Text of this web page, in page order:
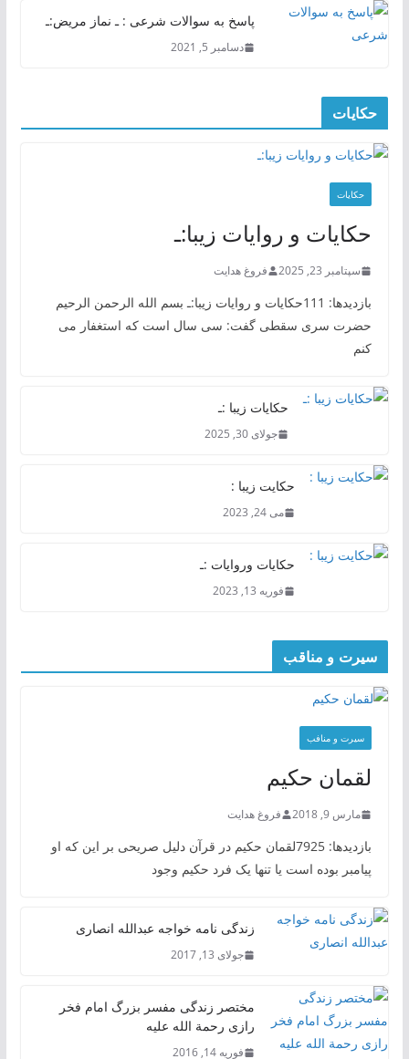
پاسخ به سوالات شرعی : ـ نماز مریض:ـ
دسامبر 5, 2021
حکایات
حکایات
حکایات و روایات زیبا:ـ
سپتامبر 23, 2025 فروغ هدایت
بازدیدها: 111حکایات و روایات زیبا:ـ بسم الله الرحمن الرحیم
حضرت سری سقطی گفت: سی سال است که استغفار می
کنم
حکایات زیبا :ـ
جولای 30, 2025
حکایت زیبا :
می 24, 2023
حکایات وروایات :ـ
فوریه 13, 2023
سیرت و مناقب
سیرت و منافب
لقمان حکیم
مارس 9, 2018 فروغ هدایت
بازدیدها: 7925لقمان حکیم در قرآن دلیل صریحی بر این که او
پیامبر بوده است یا تنها یک فرد حکیم وجود
زندگی نامه خواجه عبدالله انصاری
جولای 13, 2017
مختصر زندگی مفسر بزرگ امام فخر
رازی رحمة الله علیه
فوریه 14, 2016